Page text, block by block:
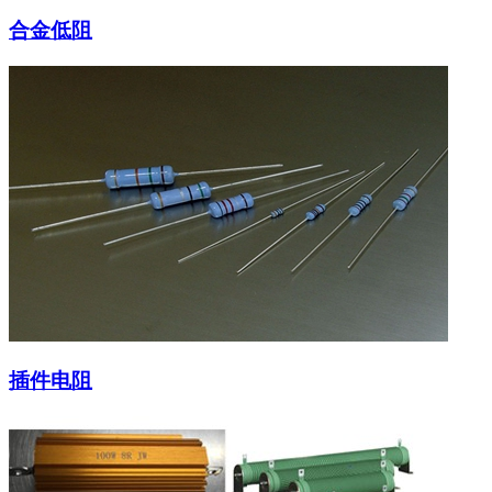
合金低阻
插件电阻